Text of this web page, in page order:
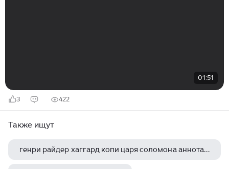
01:51
3 422
Также ищут
генри райдер хаггард копи царя соломона аннотация